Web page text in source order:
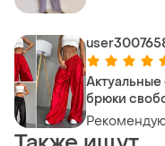
брюки
летние